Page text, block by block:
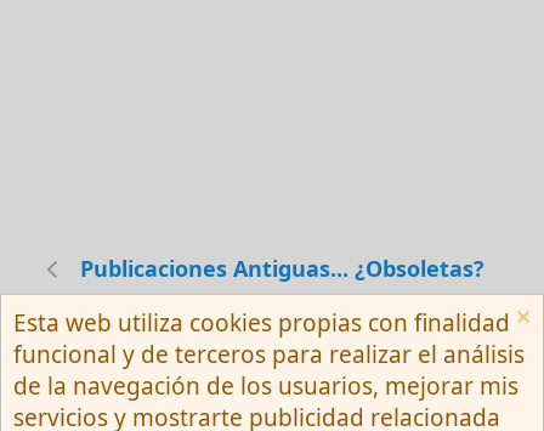
Publicaciones Antiguas... ¿Obsoletas?
Español (Neutro) Tu
Contactarnos
Términos y reglas
Privacy policy
Ayuda
R
S
Esta web utiliza cookies propias con finalidad
funcional y de terceros para realizar el análisis
de la navegación de los usuarios, mejorar mis
servicios y mostrarte publicidad relacionada